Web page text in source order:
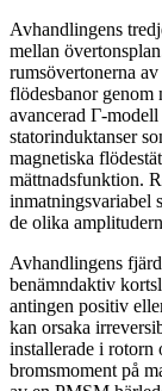
Avhandlingens
mellan
rumsövertonerna
flödesbanor genom
avancerad Γ-
statorinduktanser
magnetiska
mättnadsfunktion.
inmatningsvariabel
de olika
Avhandlingens
benämndaktiv
antingen positiv
kan orsaka
installerade i rotorn
bromsmoment på